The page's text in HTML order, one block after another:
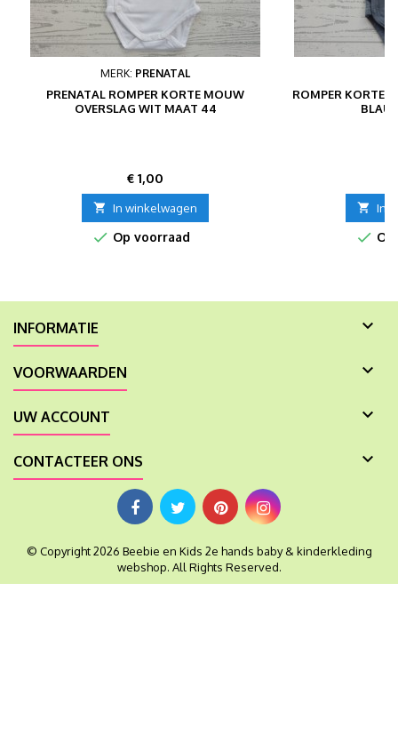
MERK: PRENATAL
PRENATAL ROMPER KORTE MOUW
OVERSLAG WIT MAAT 44
Prijs
€ 1,00
 In winkelwagen
 Op voorraad
ROMPER KORTE
 In

INFORMATIE 
VOORWAARDEN 
UW ACCOUNT 
CONTACTEER ONS 
© Copyright 2026 Beebie en Kids 2e hands baby & kinderkleding
webshop. All Rights Reserved.